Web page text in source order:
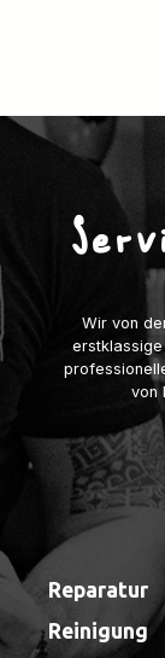
Wir von
von
Reparatur
Reinigung